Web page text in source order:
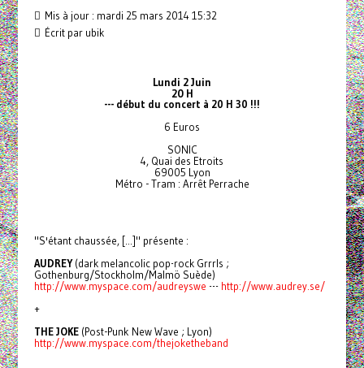
Mis à jour : mardi 25 mars 2014 15:32
Écrit par ubik
Lundi 2 Juin
20 H
--- début du concert à 20 H 30 !!!
6 Euros
SONIC
4, Quai des Etroits
69005 Lyon
Métro - Tram : Arrêt Perrache
"S'étant chaussée, [...]" présente :
AUDREY(dark melancolic pop-rock Grrrls ;
Gothenburg/Stockholm/Malmö Suède)
http://www.myspace.com/audreyswe --- http://www.audrey.se/
+
THE JOKE(Post-Punk New Wave ; Lyon)
http://www.myspace.com/thejoketheband